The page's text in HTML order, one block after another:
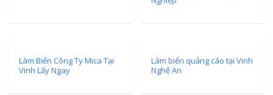
Làm Biển Công Ty Mica Tại
Vinh Lấy Ngay
Làm biển quảng cáo tại Vinh
Nghệ An